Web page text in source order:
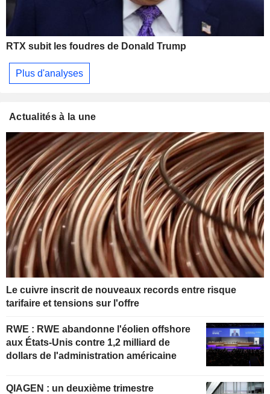
RTX subit les foudres de Donald Trump
Plus d'analyses
Actualités à la une
Le cuivre inscrit de nouveaux records entre risque
tarifaire et tensions sur l'offre
RWE : RWE abandonne l'éolien offshore
aux États-Unis contre 1,2 milliard de
dollars de l'administration américaine
QIAGEN : un deuxième trimestre